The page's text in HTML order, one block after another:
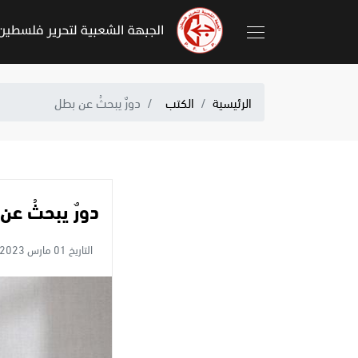
الرئيسية الكتب دورٌ يبحثُ عن بطل
دورٌ يبحثُ
التاريخ 01 مارس 2023